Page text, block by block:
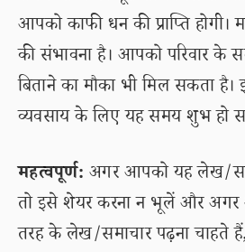
आपको काफी धन की प्राप्ति होगी।
की संभावना है। आपको परिवार के
बिताने का मौका भी मिल सकता है।
व्यवसाय के लिए यह समय शुभ हो
महत्वपूर्ण: अगर आपको यह लेख/
तो इसे शेयर करना न भूलें और
तरह के लेख/समाचार पढ़ना चाहते